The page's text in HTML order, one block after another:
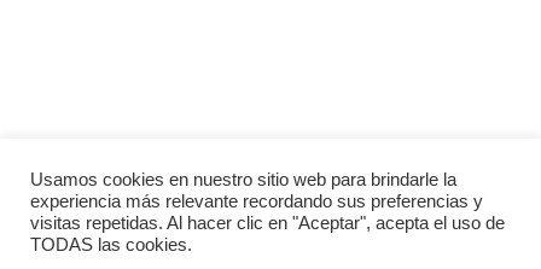
Usamos cookies en nuestro sitio web para brindarle la
experiencia más relevante recordando sus preferencias y
visitas repetidas. Al hacer clic en "Aceptar", acepta el uso de
TODAS las cookies.